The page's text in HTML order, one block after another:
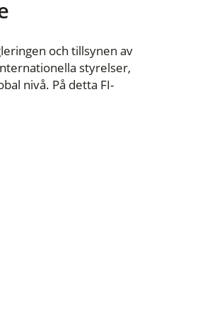
och tillsynen av
styrelser,
nivå. På detta FI-